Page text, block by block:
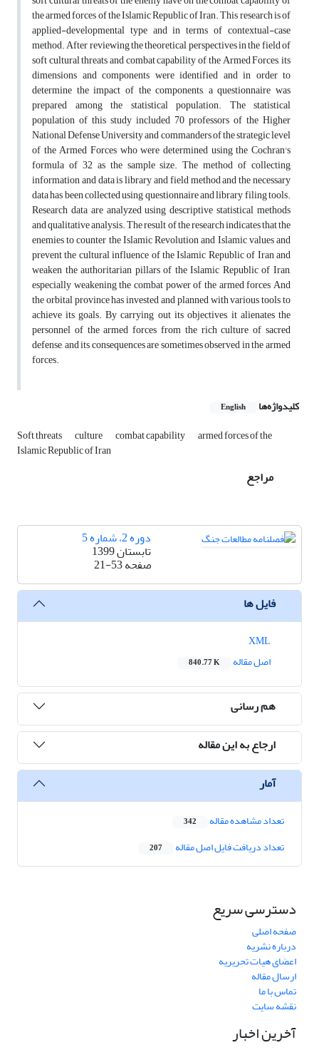
the armed forces of the Islamic Republic of Iran. This research is of
applied-developmental type and in terms of contextual-case
method. After reviewing the theoretical perspectives in the field of
soft cultural threats and combat capability of the Armed Forces, its
dimensions and components were identified and in order to
determine the impact of the components, a questionnaire was
prepared among the statistical population. The statistical
population of this study included 70 professors of the Higher
National Defense University and commanders of the strategic level
of the Armed Forces who were determined using the Cochran's
formula of 32 as the sample size. The method of collecting
information and data is library and field method and the necessary
data has been collected using questionnaire and library filing tools.
Research data are analyzed using descriptive statistical methods
and qualitative analysis. The result of the research indicates that the
enemies to counter the Islamic Revolution and Islamic values ​​and
prevent the cultural influence of the Islamic Republic of Iran and
weaken the authoritarian pillars of the Islamic Republic of Iran,
especially weakening the combat power of the armed forces And
the orbital province has invested and planned with various tools to
achieve its goals. By carrying out its objectives, it alienates the
personnel of the armed forces from the rich culture of sacred
defense, and its consequences are sometimes observed in the armed
forces.
کلیدواژه‌ها English
Soft threats culture combat capability armed forces of the
Islamic Republic of Iran
مراجع
دوره 2، شماره 5
تابستان 1399
صفحه21-53
فایل ها
اصل مقاله
840.77 K
هم رسانی
ارجاع به این مقاله
آمار
تعداد مشاهده مقاله 342
تعداد دریافت فایل اصل مقاله 207
دسترسی سریع
صفحه اصلی
درباره نشریه
اعضای هیات تحریریه
ارسال مقاله
تماس با ما
نقشه سایت
آخرین اخبار